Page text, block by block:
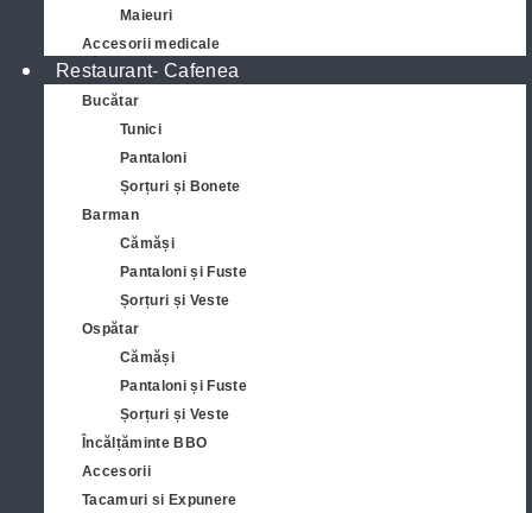
Maieuri
Accesorii medicale
Restaurant- Cafenea
Bucătar
Tunici
Pantaloni
Șorțuri și Bonete
Barman
Cămăși
Pantaloni și Fuste
Șorțuri și Veste
Ospătar
Cămăși
Pantaloni și Fuste
Șorțuri și Veste
Încălțăminte BBO
Accesorii
Tacamuri si Expunere